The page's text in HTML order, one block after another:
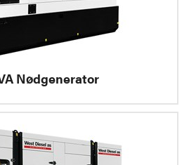
Nødgenerator